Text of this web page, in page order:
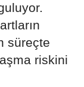
süreçte
riskini